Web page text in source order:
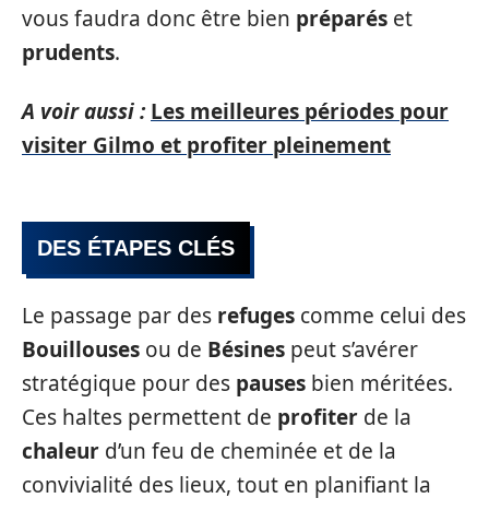
vous faudra donc être bien préparés et
prudents.
A voir aussi : Les meilleures périodes pour
visiter Gilmo et profiter pleinement
DES ÉTAPES CLÉS
Le passage par des refuges comme celui des
Bouillouses ou de Bésines peut s’avérer
stratégique pour des pauses bien méritées.
Ces haltes permettent de profiter de la
chaleur d’un feu de cheminée et de la
convivialité des lieux, tout en planifiant la